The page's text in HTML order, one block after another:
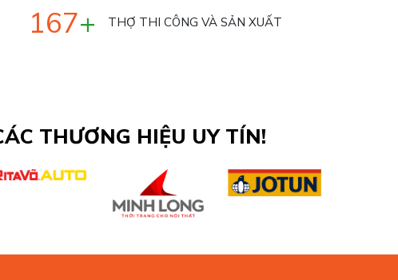
180+ THỢ THI CÔNG VÀ SẢN XUẤT
THƯƠNG HIỆU UY TÍN!